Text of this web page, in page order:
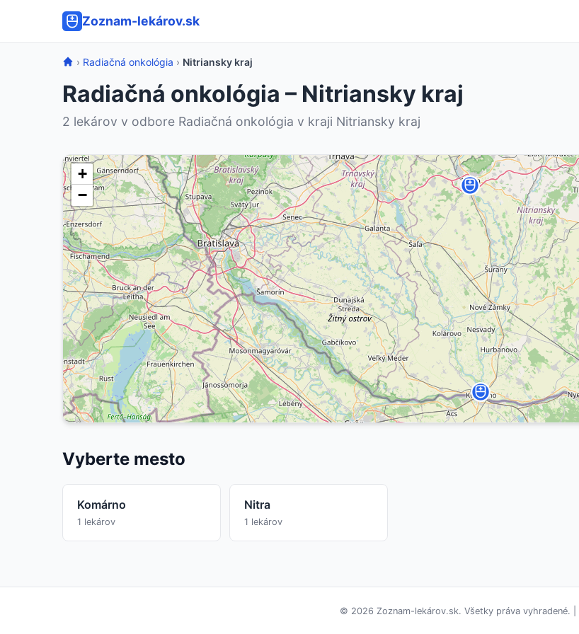
Zoznam-lekárov.sk
› Radiačná onkológia › Nitriansky kraj
Radiačná onkológia – Nitriansky kraj
2 lekárov v odbore Radiačná onkológia v kraji Nitriansky kraj
+
−
Vyberte mesto
Komárno
1 lekárov
Nitra
1 lekárov
© 2026 Zoznam-lekárov.sk. Všetky práva vyhradené. |